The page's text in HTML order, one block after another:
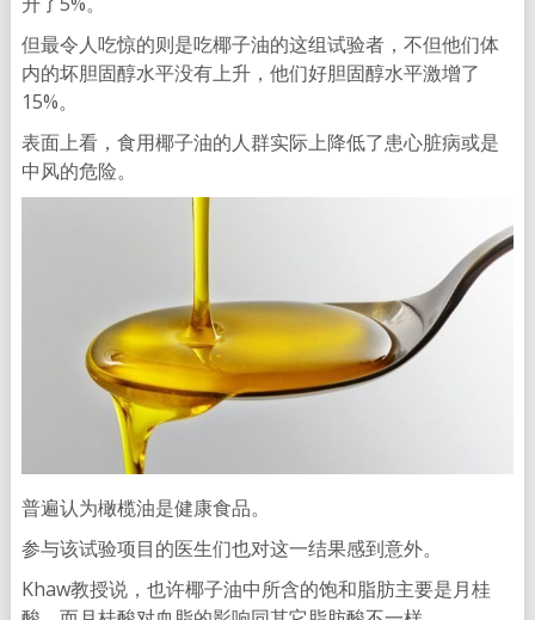
但最令人吃惊的则是吃椰子油的这组试验者，不但他们体
内的坏胆固醇水平没有上升，他们好胆固醇水平激增了
15%。
表面上看，食用椰子油的人群实际上降低了患心脏病或是
中风的危险。
普遍认为橄榄油是健康食品。
参与该试验项目的医生们也对这一结果感到意外。
Khaw教授说，也许椰子油中所含的饱和脂肪主要是月桂